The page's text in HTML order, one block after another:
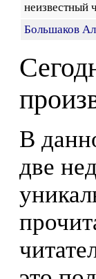
неизвестный
Большаков
В
две